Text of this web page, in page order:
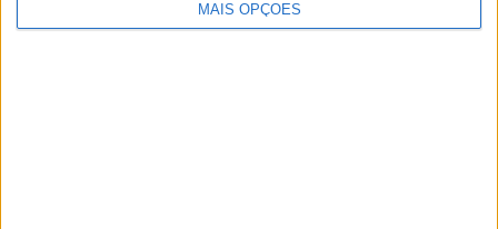
MAIS OPÇÕES
Termos e condições